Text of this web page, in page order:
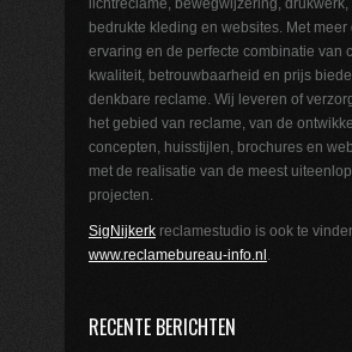
bedrukte kleding en websites. Met meer
ervaring en de perfecte combinatie van
kwaliteit, betrouwbaarheid en prijs
denkbare reclame. Wij leveren of
het gebied van reclame, van de
concepten, huisstijlen, brochures en
met de realisatie van de meest
projecten.
SigNijkerk reclamestudio is ook te
www.reclamebureau-info.nl
RECENTE BERICHTEN